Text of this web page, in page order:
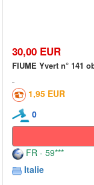
30,00 EUR
FIUME Yvert n° 141
1,95 EUR
0
FR - 59***
Italie